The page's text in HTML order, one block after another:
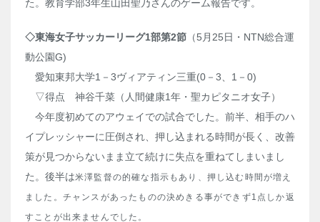
た。教育学部3年生山田聖乃さんのゲーム報告です。
◇東海女子サッカーリーグ1部第2節 （5月25日・NTN総合運
動公園G)
愛知東邦大学1－3ヴィアティン三重(0－3、1－0)
▽得点 神谷千菜（人間健康1年・聖カピタニオ女子）
今年度初めてのアウェイでの試合でした。前半、相手のハ
イプレッシャーに圧倒され、押し込まれる時間が長く、改善
策が見つからないまま立て続けに失点を重ねてしまいまし
た。後半は米澤監督の的確な指示もあり、押し込む時間が増え
ました。チャンスがあったものの決めきる事ができず1点しか返
すことが出来ませんでした。